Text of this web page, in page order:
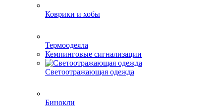
Коврики и хобы
Термоодеяла
Кемпинговые сигнализации
Светоотражающая одежда
Бинокли